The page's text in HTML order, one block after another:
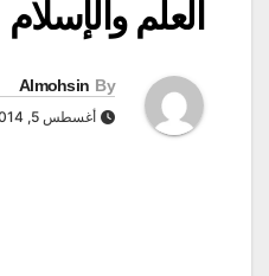
العلم
By
Almohsin
أغسطس 5, 2014